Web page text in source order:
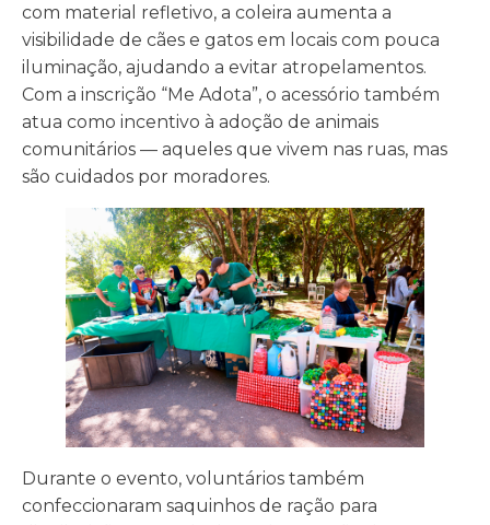
com material refletivo, a coleira aumenta a
visibilidade de cães e gatos em locais com pouca
iluminação, ajudando a evitar atropelamentos.
Com a inscrição “Me Adota”, o acessório também
atua como incentivo à adoção de animais
comunitários — aqueles que vivem nas ruas, mas
são cuidados por moradores.
Durante o evento, voluntários também
confeccionaram saquinhos de ração para